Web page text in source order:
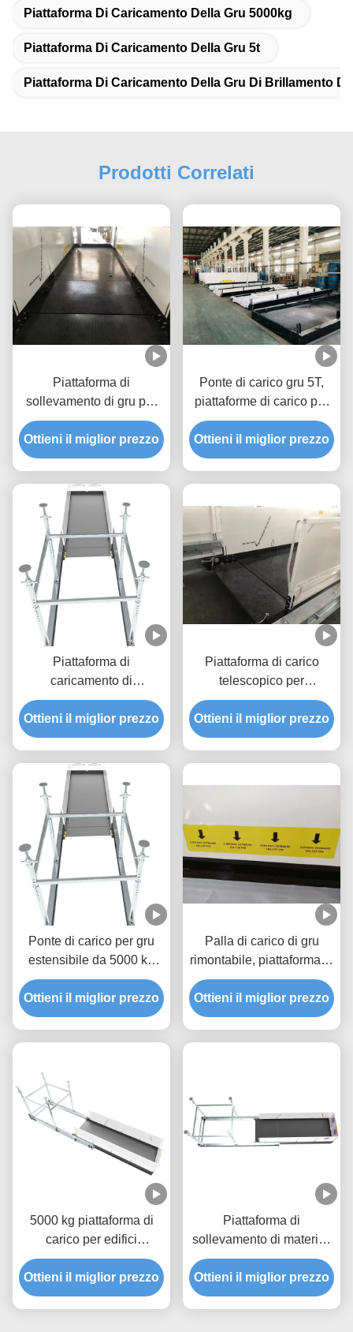
Piattaforma Di Caricamento Della Gru 5000kg
Piattaforma Di Caricamento Della Gru 5t
Piattaforma Di Caricamento Della Gru Di Brillamento Di
Prodotti Correlati
Piattaforma di
sollevamento di gru per
cantieri a grattacieli
Ritraccibile 2600 mm
Larghezza MLP2600
Ottieni il miglior prezzo
Ponte di carico gru 5T,
piattaforme di carico per
edifici da 5,3 m
MLP3200-H
Ottieni il miglior prezzo
Piattaforma di
caricamento di
costruzione retrattile da
2600 mm anti-corrosione
Ottieni il miglior prezzo
Piattaforma di carico
telescopico per
costruzioni
Ottieni il miglior prezzo
Ponte di carico per gru
estensibile da 5000 kg
con verniciatura
epossidica MLP2800-H
Ottieni il miglior prezzo
Palla di carico di gru
rimontabile, piattaforma di
sollevamento di materiali
da 5000 kg
Ottieni il miglior prezzo
5000 kg piattaforma di
carico per edifici
galvanizzazione a caldo
MLP4200
Ottieni il miglior prezzo
Piattaforma di
sollevamento di materiali
resistente alla ruggine
Ottieni il miglior prezzo